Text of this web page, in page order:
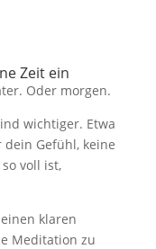
Zeit ein
Oder morgen.
wichtiger. Etwa
Gefühl, keine
voll ist,
klaren
Meditation zu